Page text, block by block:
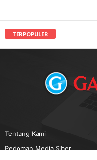
TERPOPULER
Tentang Kami
Pedoman Media Siber